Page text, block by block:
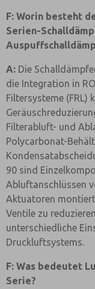
F: Worin besteht
Serien-
A: Die
die Integration in
Filtersysteme
Filterabluft- und
Polycarbonat-
90 sind
Abluftanschlüssen
Aktuatoren
Ventile zu
unterschiedliche
Druckluftsystems.
F: Was bedeutet
Serie?